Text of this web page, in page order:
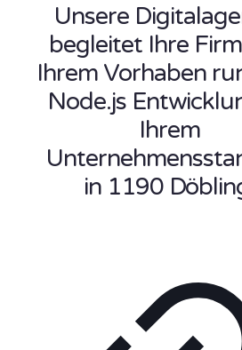
Unsere
begleitet Ihre
Ihrem Vorhaben
Node.js
Ihrem
in 1190